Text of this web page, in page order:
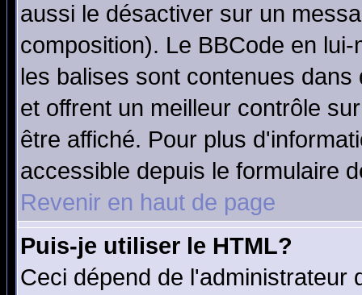
aussi le désactiver sur un
composition). Le BBCode en
les balises sont contenues
et offrent un meilleur contrôle
être affiché. Pour plus
accessible depuis le formulaire
Revenir en haut de page
Puis-je utiliser le HTML?
Ceci dépend de l'administrateur